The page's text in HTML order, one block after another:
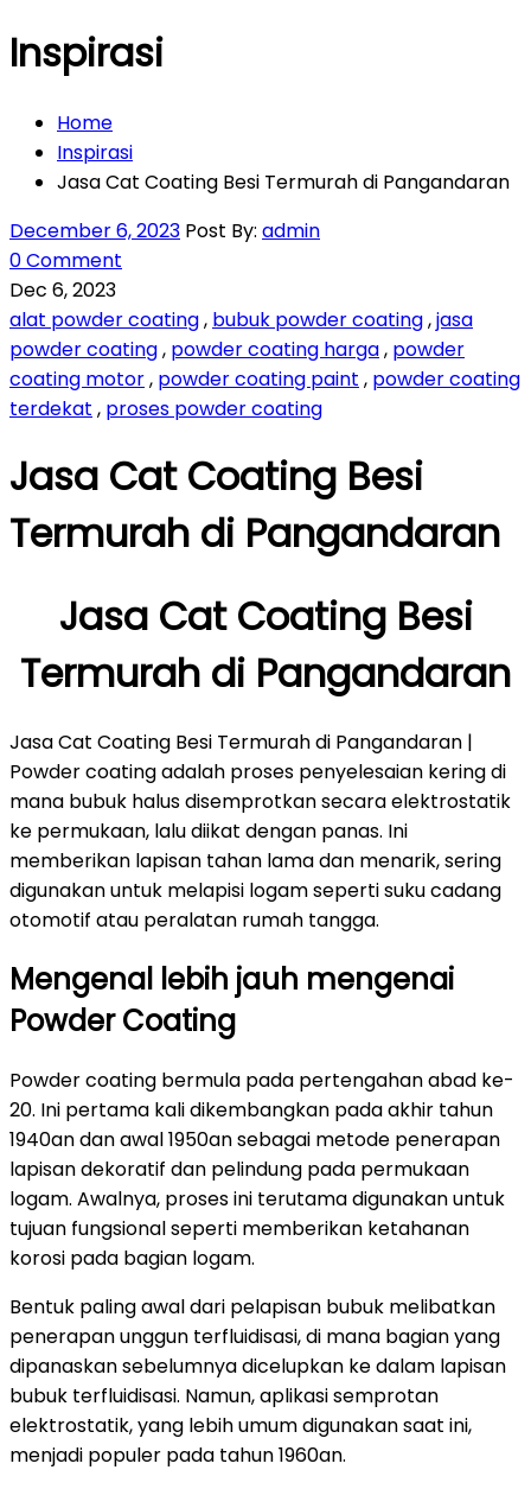
Inspirasi
Home
Inspirasi
Jasa Cat Coating Besi Termurah di Pangandaran
December 6, 2023 Post By: admin
0 Comment
Dec 6, 2023
alat powder coating, bubuk powder coating,jasa
powder coating, powder coating harga, powder
coating motor, powder coating paint , powder coating
terdekat , proses powder coating
Jasa Cat Coating Besi
Termurah di Pangandaran
Jasa Cat Coating Besi
Termurah di Pangandaran
Jasa Cat Coating Besi Termurah di Pangandaran |
Powder coating adalah proses penyelesaian kering di
mana bubuk halus disemprotkan secara elektrostatik
ke permukaan, lalu diikat dengan panas. Ini
memberikan lapisan tahan lama dan menarik, sering
digunakan untuk melapisi logam seperti suku cadang
otomotif atau peralatan rumah tangga.
Mengenal lebih jauh mengenai
Powder Coating
Powder coating bermula pada pertengahan abad ke-
20. Ini pertama kali dikembangkan pada akhir tahun
1940an dan awal 1950an sebagai metode penerapan
lapisan dekoratif dan pelindung pada permukaan
logam. Awalnya, proses ini terutama digunakan untuk
tujuan fungsional seperti memberikan ketahanan
korosi pada bagian logam.
Bentuk paling awal dari pelapisan bubuk melibatkan
penerapan unggun terfluidisasi, di mana bagian yang
dipanaskan sebelumnya dicelupkan ke dalam lapisan
bubuk terfluidisasi. Namun, aplikasi semprotan
elektrostatik, yang lebih umum digunakan saat ini,
menjadi populer pada tahun 1960an.